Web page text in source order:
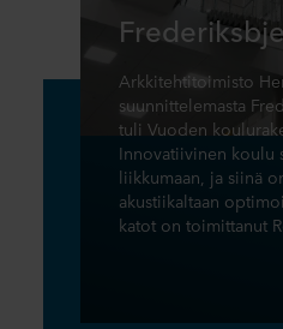
Arkkitehtitoimisto
suunnittelemasta
tuli Vuoden
Innovatiivinen koulu
liikkumaan, ja siinä
akustiikaltaan
katot on toimittanut